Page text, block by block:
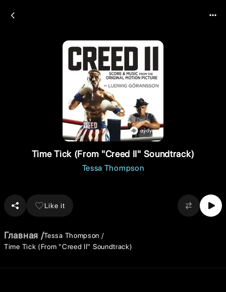
Time Tick (From "Creed II" Soundtrack)
Tessa Thompson
Like it
Главная
Tessa Thompson
Time Tick (From "Creed II" Soundtrack)